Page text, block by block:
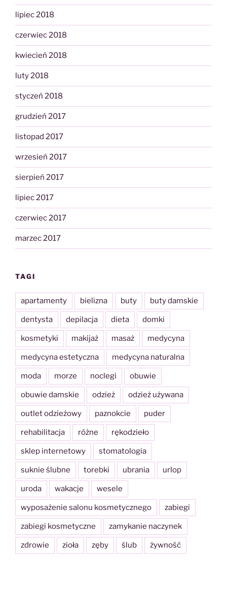
lipiec 2018
czerwiec 2018
kwiecień 2018
luty 2018
styczeń 2018
grudzień 2017
listopad 2017
wrzesień 2017
sierpień 2017
lipiec 2017
czerwiec 2017
marzec 2017
TAGI
apartamenty bielizna buty buty damskie
dentysta depilacja dieta domki
kosmetyki makijaż masaż medycyna
medycyna estetyczna medycyna naturalna
moda morze noclegi obuwie
obuwie damskie odzież odzież używana
outlet odzieżowy paznokcie puder
rehabilitacja różne rękodzieło
sklep internetowy stomatologia
suknie ślubne torebki ubrania urlop
uroda wakacje wesele
wyposażenie salonu kosmetycznego zabiegi
zabiegi kosmetyczne zamykanie naczynek
zdrowie zioła zęby ślub żywność